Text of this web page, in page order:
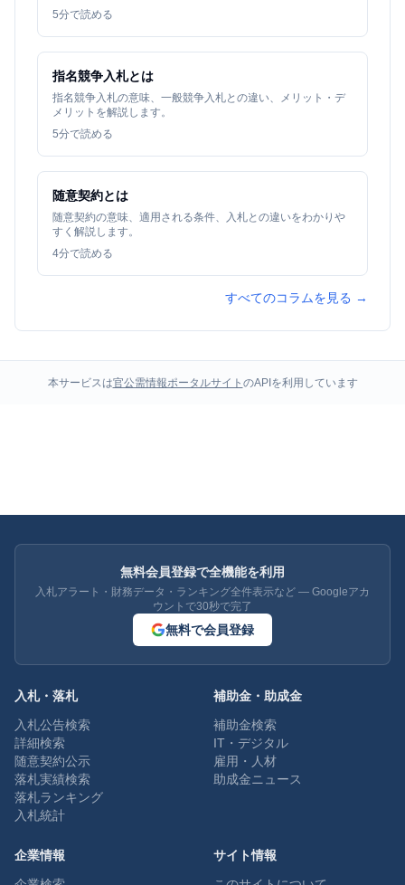
5分で読める
指名競争入札とは
指名競争入札の意味、一般競争入札との違い、メリット・デ
メリットを解説します。
5分で読める
随意契約とは
随意契約の意味、適用される条件、入札との違いをわかりや
すく解説します。
4分で読める
すべてのコラムを見る →
本サービスは官公需情報ポータルサイト のAPIを利用しています
無料会員登録で全機能を利用
入札アラート・財務データ・ランキング全件表示など — Googleアカ
ウントで30秒で完了
無料で会員登録
入札・落札
入札公告検索
詳細検索
随意契約公示
落札実績検索
落札ランキング
入札統計
補助金・助成金
補助金検索
IT・デジタル
雇用・人材
助成金ニュース
企業情報
サイト情報